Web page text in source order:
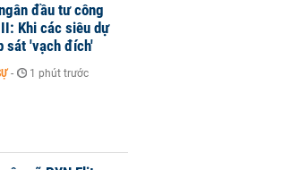
đầu tư công
Khi các siêu dự
sát 'vạch đích'
- 1 phút trước